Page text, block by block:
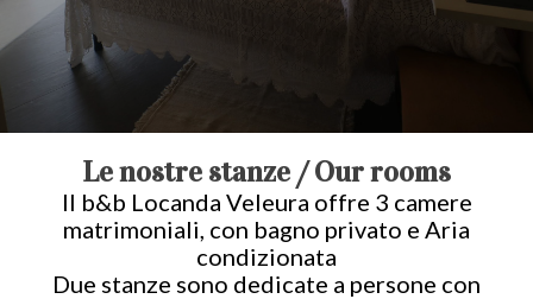
Le nostre stanze / Our rooms
Il b&b Locanda Veleura offre 3 camere
matrimoniali, con bagno privato e Aria
condizionata
Due stanze sono dedicate a persone con